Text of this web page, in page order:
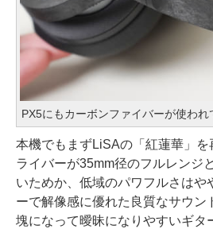
PX5にもカーボンファイバーが使われ
本機でもまずLiSAの「紅蓮華」を
ライバーが35mm径のフルレンジ
いためか、低域のパワフルさはや
ーで解像感に優れた良質なサウン
塊になって曖昧になりやすいギタ